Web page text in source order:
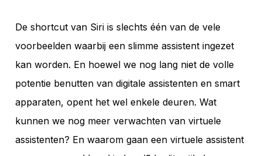
De shortcut van Siri is slechts één van de vele
voorbeelden waarbij een slimme assistent ingezet
kan worden. En hoewel we nog lang niet de volle
potentie benutten van digitale assistenten en smart
apparaten, opent het wel enkele deuren. Wat
kunnen we nog meer verwachten van virtuele
assistenten? En waarom gaan een virtuele assistent